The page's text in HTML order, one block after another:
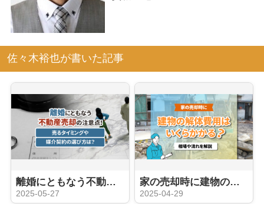
佐々木裕也が書いた記事
離婚にともなう不動産売却の注意点！売るタイミングや媒介契約の選び方は？
2025-05-27
家の売却時に建物の解体費用はいくらかかる？相場や流れを解説
2025-04-29